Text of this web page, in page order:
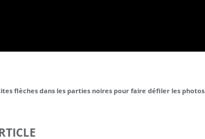
flèches dans les parties noires pour faire défiler les photos